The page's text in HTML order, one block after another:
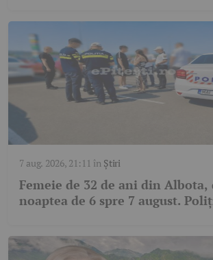
7 aug. 2026, 21:11 în Știri
Femeie de 32 de ani din
noaptea de 6 spre 7 august.